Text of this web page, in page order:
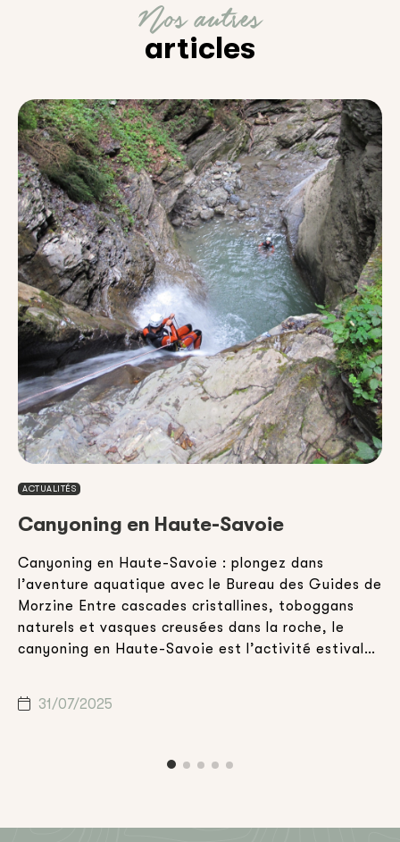
Nos autres
articles
ACTUALITÉS
Canyoning en Haute-Savoie
Canyoning en Haute-Savoie : plongez dans
l’aventure aquatique avec le Bureau des Guides de
Morzine Entre cascades cristallines, toboggans
naturels et vasques creusées dans la roche, le
canyoning en Haute-Savoie est l’activité estivale
soyez en vacances en famille, entre amis […]
31/07/2025